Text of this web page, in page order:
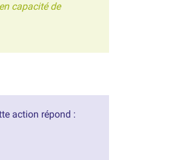
capacité de
action répond :